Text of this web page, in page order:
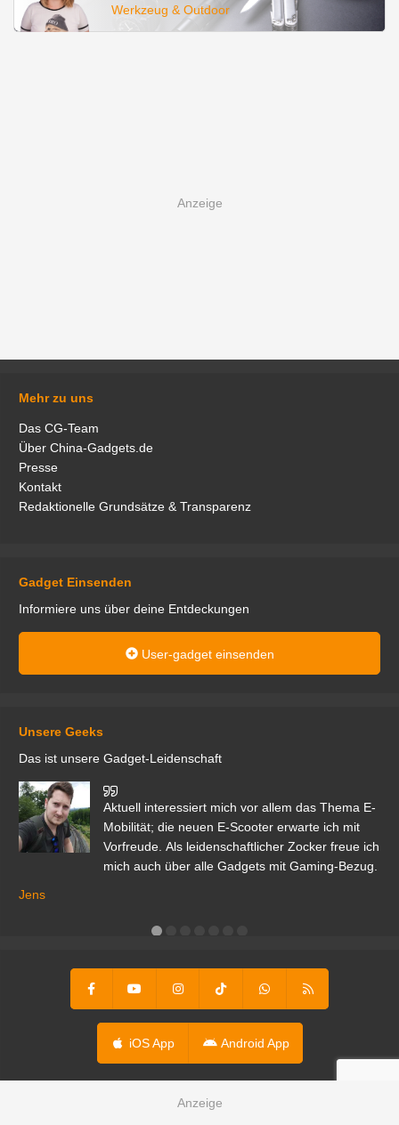
Werkzeug & Outdoor
Mehr zu uns
Das CG-Team
Über China-Gadgets.de
Presse
Kontakt
Redaktionelle Grundsätze & Transparenz
Gadget Einsenden
Informiere uns über deine Entdeckungen
User-gadget einsenden
Unsere Geeks
Das ist unsere Gadget-Leidenschaft
Aktuell interessiert mich vor allem das Thema E-
Mobilität; die neuen E-Scooter erwarte ich mit
Vorfreude. Als leidenschaftlicher Zocker freue ich
mich auch über alle Gadgets mit Gaming-Bezug.
Jens
iOS App Android App